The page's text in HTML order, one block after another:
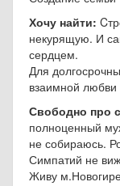
Хочу найти:
некурящую. И
сердцем.
Для
взаимной любви
Свободно про
полноценный
не собираюсь.
Симпатий не
Живу